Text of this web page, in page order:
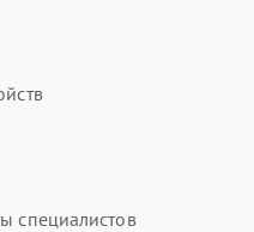
специалистов